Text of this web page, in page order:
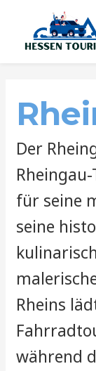
springen
Der
für seine
seine
Rheins
während